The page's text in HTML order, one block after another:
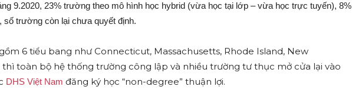
9.2020, 23% trường theo mô hình học hybrid (vừa học tại lớp – vừa học trực tuyến), 8%
trường còn lại chưa quyết định.
6 tiểu bang như Connecticut, Massachusetts, Rhode Island, New
toàn bộ hệ thống trường công lập và nhiều trường tư thục mở cửa lại vào
DHS Việt Nam đăng ký học “non-degree” thuận lợi.